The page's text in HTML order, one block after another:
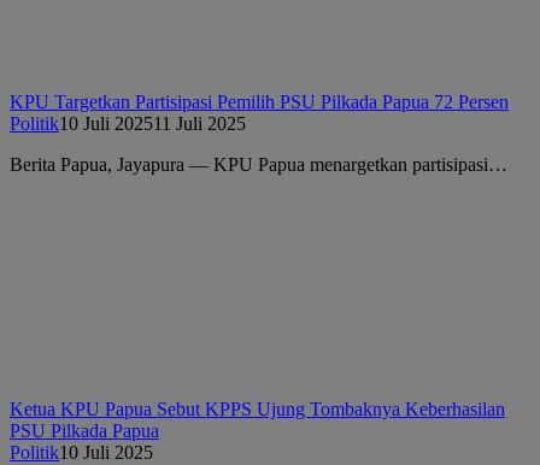
KPU Targetkan Partisipasi Pemilih PSU Pilkada Papua 72 Persen
Politik10 Juli 202511 Juli 2025
Berita Papua, Jayapura — KPU Papua menargetkan partisipasi…
Ketua KPU Papua Sebut KPPS Ujung Tombaknya Keberhasilan
PSU Pilkada Papua
Politik10 Juli 2025